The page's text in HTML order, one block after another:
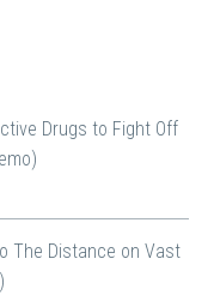
Drugs to Fight Off
The Distance on Vast